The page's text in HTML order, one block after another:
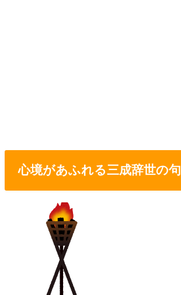
心境があふれる三成辞世の句